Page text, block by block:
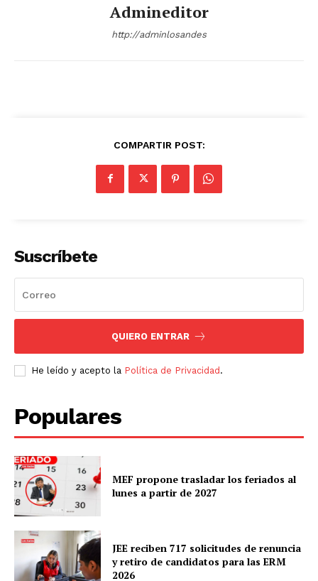
Admineditor
http://adminlosandes
COMPARTIR POST:
Suscríbete
QUIERO ENTRAR
He leído y acepto la Política de Privacidad.
Populares
MEF propone trasladar los feriados al
lunes a partir de 2027
JEE reciben 717 solicitudes de renuncia
y retiro de candidatos para las ERM
2026